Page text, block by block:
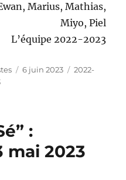
Marius, Mathias,
Miyo, Piel
L’équipe 2022-2023
Publié
6 juin 2023 Catégories
2022-
:
mai 2023